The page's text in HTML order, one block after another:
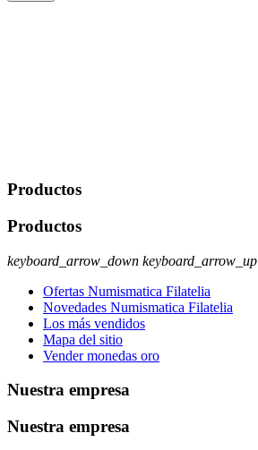
Productos
Productos
keyboard_arrow_down keyboard_arrow_up
Ofertas Numismatica Filatelia
Novedades Numismatica Filatelia
Los más vendidos
Mapa del sitio
Vender monedas oro
Nuestra empresa
Nuestra empresa